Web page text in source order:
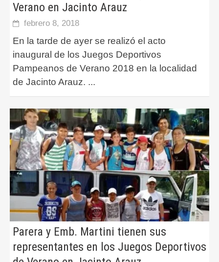
Verano en Jacinto Arauz
febrero 8, 2018
En la tarde de ayer se realizó el acto
inaugural de los Juegos Deportivos
Pampeanos de Verano 2018 en la localidad
de Jacinto Arauz. ...
Parera y Emb. Martini tienen sus
representantes en los Juegos Deportivos